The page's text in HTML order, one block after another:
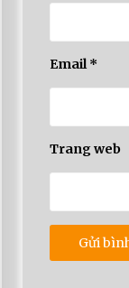
Email*
Trang web